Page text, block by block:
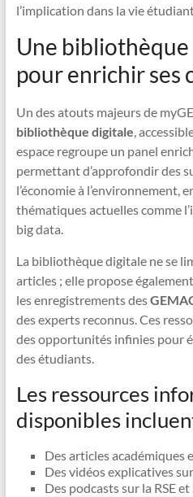
l’implication dans la vie
Une
pour enrichir ses
Un des atouts majeurs de
bibliothèque digitale,
espace regroupe un panel
permettant d’approfondir des
l’économie à l’environnement,
thématiques actuelles comme
big data.
La bibliothèque digitale ne se
articles ; elle propose
les enregistrements des
des experts reconnus. Ces
des opportunités infinies pour
des étudiants.
Les ressources
disponibles
Des articles académiques
Des vidéos explicatives
Des podcasts sur la RSE